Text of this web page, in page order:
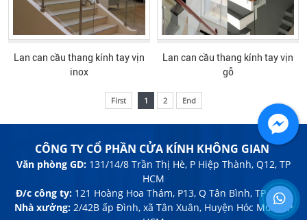
Lan can cầu thang kính tay vịn
inox
Lan can cầu thang kính tay vịn
gỗ
First 1 2 End
CÔNG TY CỔ PHẦN CỬA KÍNH KHÔNG GIAN
Văn phòng GD:131/14/8 Trần Thị Hè, P Hiệp Thành, Q12, TP
HCM
Đ/c công ty: 121 Hoàng Hoa Thám, P13, Q Tân Bình, TP HCM
Nhà xưởng: 2/42B ấp Đình, xã Tân Xuân, Huyện Hóc Môn, TP